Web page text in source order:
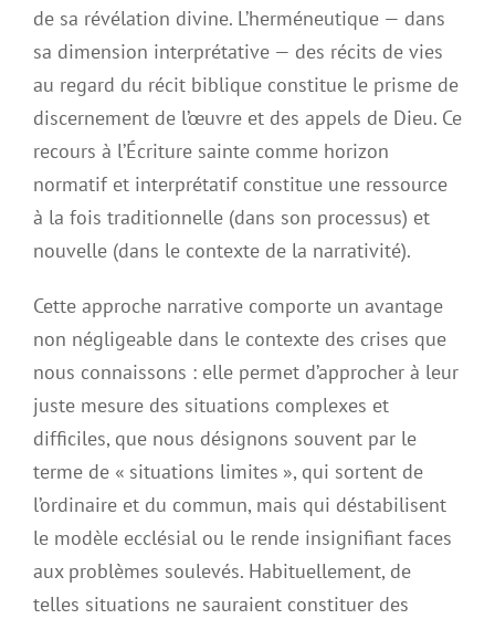
de sa révélation divine. L’herméneutique — dans
sa dimension interprétative — des récits de vies
au regard du récit biblique constitue le prisme de
discernement de l’œuvre et des appels de Dieu. Ce
recours à l’Écriture sainte comme horizon
normatif et interprétatif constitue une ressource
à la fois traditionnelle (dans son processus) et
nouvelle (dans le contexte de la narrativité).
Cette approche narrative comporte un avantage
non négligeable dans le contexte des crises que
nous connaissons : elle permet d’approcher à leur
juste mesure des situations complexes et
difficiles, que nous désignons souvent par le
terme de « situations limites », qui sortent de
l’ordinaire et du commun, mais qui déstabilisent
le modèle ecclésial ou le rende insignifiant faces
aux problèmes soulevés. Habituellement, de
telles situations ne sauraient constituer des